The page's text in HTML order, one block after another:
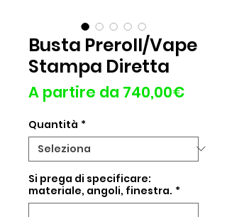
Busta Preroll/Vape
Stampa Diretta
A partire da 740,00€Prezzo
Quantità *
Si prega di specificare:
materiale, angoli, finestra. *